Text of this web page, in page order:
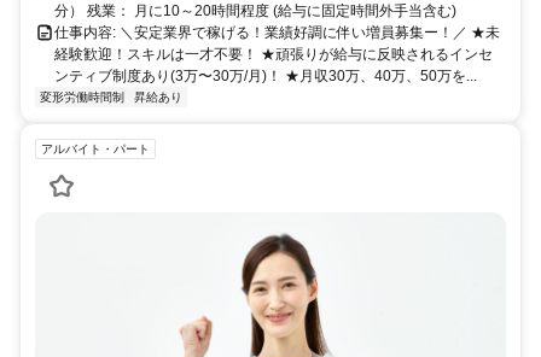
分） 残業： 月に10～20時間程度 (給与に固定時間外手当含む)
仕事内容: ＼安定業界で稼げる！業績好調に伴い増員募集ー！／ ★未
経験歓迎！スキルは一才不要！ ★頑張りが給与に反映されるインセ
ンティブ制度あり(3万〜30万/月)！ ★月収30万、40万、50万を...
変形労働時間制 昇給あり
アルバイト・パート